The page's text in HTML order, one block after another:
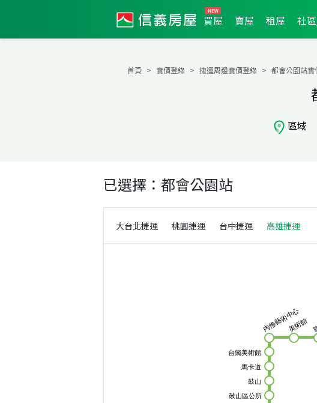
買屋 賣屋 租屋 社
首頁 實價登錄 捷運周邊實價登錄 都會公園站實
區域
已選擇： 都會公園站
大台北捷運 桃園捷運 台中捷運 高雄捷運